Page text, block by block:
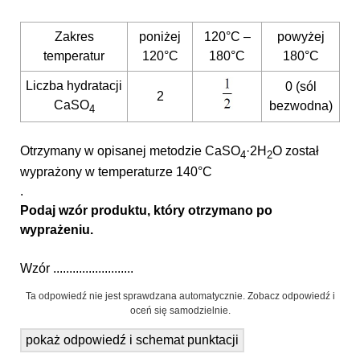
Zakres
temperatur
poniżej
120°C
120°C –
180°C
powyżej
180°C
Liczba hydratacji
CaSO4
2
0 (sól
bezwodna)
Otrzymany w opisanej metodzie CaSO4·2H 2O został
wyprażony w temperaturze 140°C
.
Podaj wzór produktu, który otrzymano po
wyprażeniu.
Wzór .........................
Ta odpowiedź nie jest sprawdzana automatycznie. Zobacz odpowiedź i
oceń się samodzielnie.
pokaż odpowiedź i schemat punktacji